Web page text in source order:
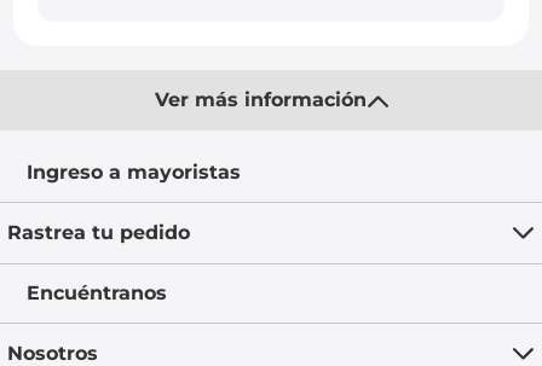
Ver más información
Ingreso a mayoristas
Rastrea tu pedido
Encuéntranos
Nosotros